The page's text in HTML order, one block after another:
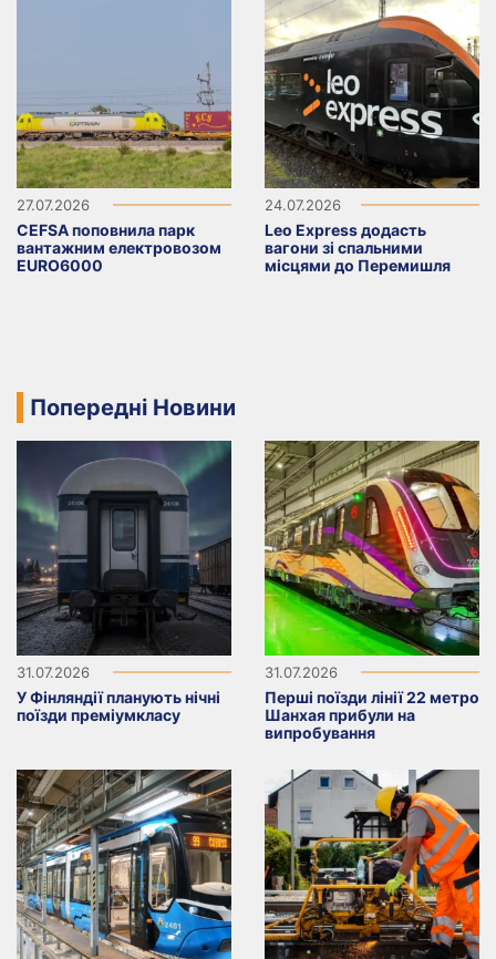
27.07.2026
CEFSA поповнила парк
вантажним електровозом
EURO6000
24.07.2026
Leo Express додасть
вагони зі спальними
місцями до Перемишля
Попередні Новини
31.07.2026
У Фінляндії планують нічні
поїзди преміумкласу
31.07.2026
Перші поїзди лінії 22 метро
Шанхая прибули на
випробування